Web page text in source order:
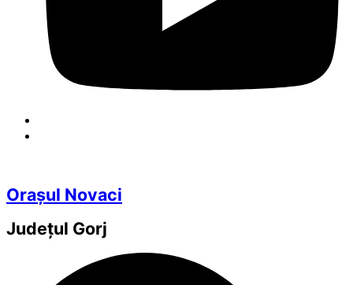
Orașul Novaci
Județul Gorj